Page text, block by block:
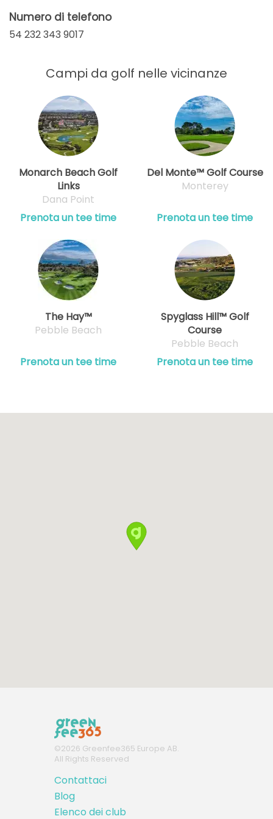
Numero di telefono
54 232 343 9017
Campi da golf nelle vicinanze
Monarch Beach Golf
Links
Dana Point
Prenota un tee time
Del Monte™ Golf Course
Monterey
Prenota un tee time
The Hay™
Pebble Beach
Prenota un tee time
Spyglass Hill™ Golf
Course
Pebble Beach
Prenota un tee time
©2026 Greenfee365 Europe AB.
All Rights Reserved
Contattaci
Blog
Elenco dei club